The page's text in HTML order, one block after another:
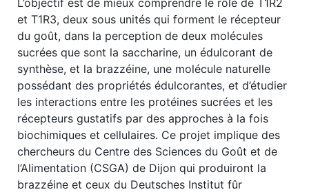
L’objectif est de mieux comprendre le rôle de T1R2
et T1R3, deux sous unités qui forment le récepteur
du goût, dans la perception de deux molécules
sucrées que sont la saccharine, un édulcorant de
synthèse, et la brazzéine, une molécule naturelle
possédant des propriétés édulcorantes, et d’étudier
les interactions entre les protéines sucrées et les
récepteurs gustatifs par des approches à la fois
biochimiques et cellulaires. Ce projet implique des
chercheurs du Centre des Sciences du Goût et de
l’Alimentation (CSGA) de Dijon qui produiront la
brazzéine et ceux du Deutsches Institut fûr